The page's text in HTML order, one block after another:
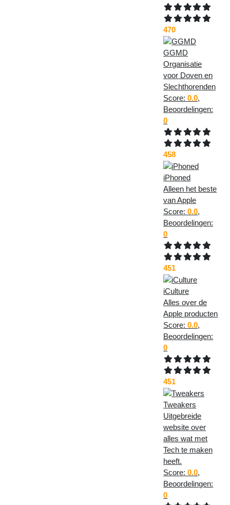
470
GGMD
Organisatie
voor Doven en
Slechthorenden
Score:0.0,
Beoordelingen:
0
458
iPhoned
Alleen het beste
van Apple
Score:0.0,
Beoordelingen:
0
451
iCulture
Alles over de
Apple producten
Score:0.0,
Beoordelingen:
0
451
Tweakers
Uitgebreide
website over
alles wat met
Tech te maken
heeft.
Score:0.0,
Beoordelingen:
0